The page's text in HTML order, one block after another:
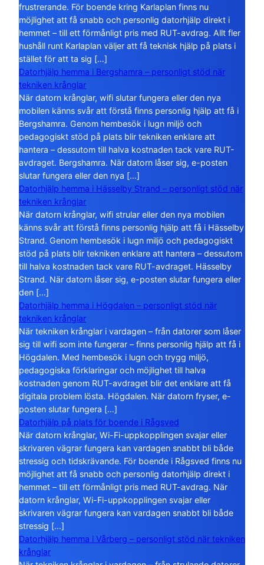
frustrerande. För boende kring Karlaplan finns nu
möjlighet att få snabb och personlig datorhjälp direkt i
hemmet – till ett förmånligt pris med RUT-avdrag. Allt fler
hushåll runt Karlaplan väljer att få teknisk hjälp på plats i
stället för att ta sig […]
Datorhjälp hemma i Bergshamra – personligt stöd när
tekniken krånglar
När datorn krånglar, wifi slutar fungera eller den nya
mobilen känns svår att förstå finns personlig hjälp att få i
Bergshamra. Genom hembesök i lugn miljö och
pedagogiskt stöd på plats blir tekniken enklare att
hantera – dessutom till halva kostnaden tack vare RUT-
avdraget. Bergshamra. När datorn låser sig, e-posten
slutar fungera eller den nya […]
Datorhjälp hemma i Hässelby Strand – personligt stöd när
tekniken krånglar
När datorn krånglar, wifi strular eller den nya mobilen
känns svår att förstå finns personlig hjälp att få i Hässelby
Strand. Genom hembesök i lugn miljö och pedagogiskt
stöd på plats blir tekniken enklare att hantera – dessutom
till halva kostnaden tack vare RUT-avdraget. Hässelby
Strand. När datorn låser sig, e-posten slutar fungera eller
den […]
Datorhjälp hemma i Högdalen – personligt stöd när
tekniken krånglar
När tekniken krånglar i vardagen – från datorer som låser
sig till wifi som inte fungerar – finns personlig hjälp att få i
Högdalen. Med hembesök i lugn och trygg miljö,
pedagogiska förklaringar och möjlighet till halva
kostnaden genom RUT-avdraget blir det enklare att få
digitala problem lösta. Högdalen. När datorn fryser, e-
posten slutar fungera […]
Datorhjälp på plats för boende i Rågsved
När datorn krånglar, Wi-Fi-uppkopplingen svajar eller
skrivaren vägrar fungera kan vardagen snabbt bli både
stressig och tidskrävande. För boende i Rågsved finns nu
möjlighet att få snabb och personlig datorhjälp direkt i
hemmet – till ett förmånligt pris med RUT-avdrag. När
datorn krånglar, Wi-Fi-uppkopplingen svajar eller
skrivaren vägrar fungera kan vardagen snabbt bli både
stressig […]
Datorhjälp hemma i Vårberg – personligt stöd när tekniken
krånglar